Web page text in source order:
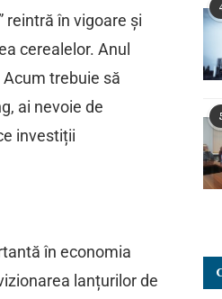
reintră în vigoare și
cerealelor. Anul
trebuie să
ai nevoie de
investiții
în economia
lanțurilor de